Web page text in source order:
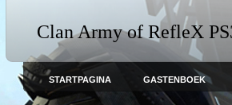
Clan Army of RefleX
STARTPAGINA GASTENBOEK